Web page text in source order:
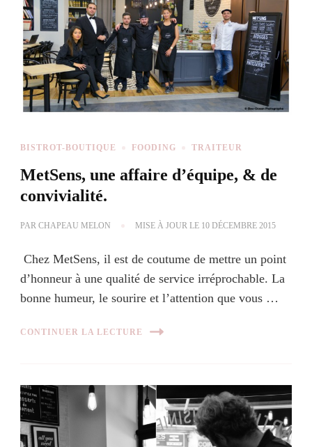
BISTROT-BOUTIQUE FOODING TRAITEUR
MetSens, une affaire d’équipe, & de
convivialité.
PAR CHAPEAU MELON MISE À JOUR LE 10 DÉCEMBRE 2015
Chez MetSens, il est de coutume de mettre un point
d’honneur à une qualité de service irréprochable. La
bonne humeur, le sourire et l’attention que vous …
CONTINUER LA LECTURE